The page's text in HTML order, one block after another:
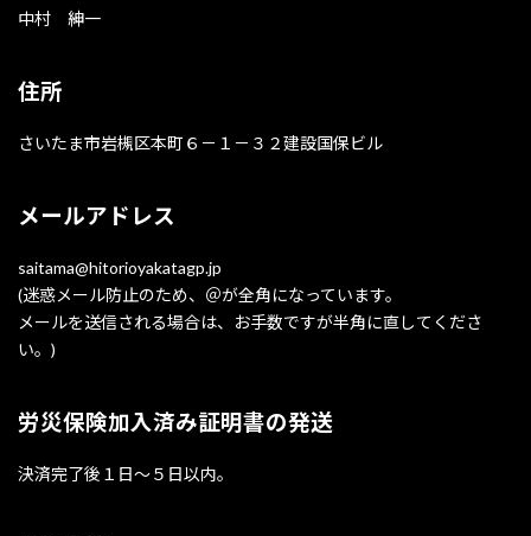
中村 紳一
住所
さいたま市岩槻区本町６－１－３２建設国保ビル
メールアドレス
saitama@hitorioyakatagp.jp
(迷惑メール防止のため、＠が全角になっています。
メールを送信される場合は、お手数ですが半角に直してくださ
い。)
労災保険加入済み証明書の発送
決済完了後１日～５日以内。